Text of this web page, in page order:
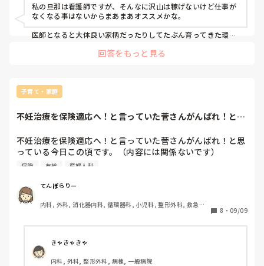
私の旦那は看護師ですが、そんなに沢山は稼げないけど仕事が
なくなる事はないからまあまあオススメかな。
医師となると大体良い家柄だったりしてたぶん育ってきた環境
を始め親戚付き合いも大変そうですよね😅
回答をもっと見る
子育て・家庭
不妊治療を保険適応へ！と言っていた菅さんがんばれ！と思
不妊治療を保険適応へ！と言っていた菅さんがんばれ！と思
っている今日この頃です。（内容には関係ないです）
私は体外受精の末、妊娠に至りました。
順調にいっているのかと思った矢先、先日切迫流産のため、
2週間の自宅療養の診断が出ました。
診断書は勤務先に提出しています。休みに入って5日たち、
ようやく出血が止まったところです。
有給はほとんど使っていなかったのでたっぷりあるのです
が、有給の数や病院規定の夏休みのことでいろいろ言われて
しまいました。要約すると、長く休むから夏休みは今月取れ
保険 有給 産婦人科
てんぽらりー
内科, 外科, 消化器内科, 循環器科, 小児科, 整形外科, 救急科,
8 ・ 09/09
きゃきゃきゃ
内科, 外科, 整形外科, 病棟, 一般病院